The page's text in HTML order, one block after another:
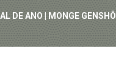
DE ANO | MONGE GENSHÔ